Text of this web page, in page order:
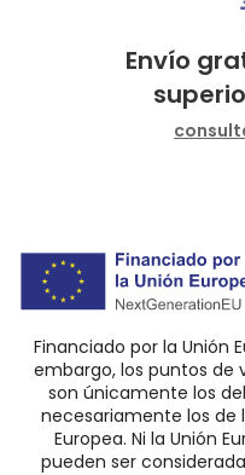
Envío
Financiado por la Unión
embargo, los puntos de
son únicamente los
necesariamente los de
Europea. Ni la Unión
pueden ser